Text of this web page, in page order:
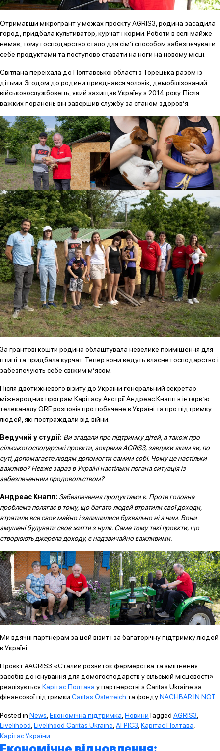
Отримавши мікрогрант у межах проєкту AGRIS3, родина засадила
город, придбала культиватор, курчат і корми. Роботи в селі майже
немає, тому господарство стало для сім’ї способом забезпечувати
себе продуктами та поступово ставати на ноги на новому місці.
Світлана переїхала до Полтавської області з Торецька разом із
дітьми. Згодом до родини приєднався чоловік, демобілізований
військовослужбовець, який захищав Україну з 2014 року. Після
важких поранень він завершив службу за станом здоров’я.
За грантові кошти родина облаштувала невелике приміщення для
птиці та придбала курчат. Тепер вони ведуть власне господарство і
забезпечують себе свіжим м’ясом.
Після двотижневого візиту до України генеральний секретар
міжнародних програм Карітасу Австрії Андреас Кнапп в інтерв’ю
телеканалу ORF розповів про побачене в Україні та про підтримку
людей, які постраждали від війни.
Ведучий у студії: Ви згадали про підтримку дітей, а також про
сільськогосподарські проєкти, зокрема AGRIS3, завдяки яким ви, по
суті, допомагаєте людям допомогти самим собі. Чому це настільки
важливо? Невже зараз в Україні настільки погана ситуація із
забезпеченням продовольством?
Андреас Кнапп: Забезпечення продуктами є. Проте головна
проблема полягає в тому, що багато людей втратили свої доходи,
втратили все своє майно і залишилися буквально ні з чим. Вони
змушені будувати своє життя з нуля. Саме тому такі проєкти, що
створюють джерела доходу, є надзвичайно важливими.
Ми вдячні партнерам за цей візит і за багаторічну підтримку людей
в Україні.
Проєкт#AGRIS3 «Сталий розвиток фермерства та зміцнення
засобів до існування для домогосподарств у сільській місцевості»
реалізується Карітас Полтава у партнерстві з Caritas Ukraine за
фінансової підтримки Caritas Österreich та фондуNACHBAR IN NOT.
Posted in News,Економічна підтримка,НовиниTagged AGRIS3,
Livelihood,Livelihood Caritas Ukraine,АГРІС3,Карітас Полтава,
Карітас України